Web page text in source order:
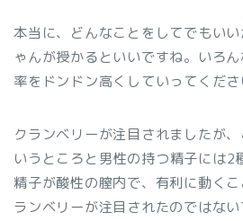
本当に、どんなことをしてでもい
ゃんが授かるといいですね。いろ
率をドンドン高くしていってくださ
クランベリーが注目されましたが
いうところと 男性の持つ精子には2
精子が酸性の膣内で、有利に動く
ランベリーが注目されたのではな